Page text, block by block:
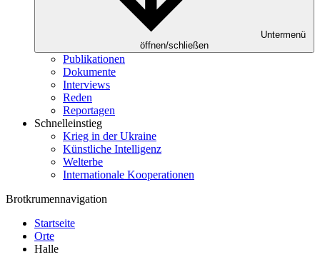
Untermenü
öffnen/schließen
Publikationen
Dokumente
Interviews
Reden
Reportagen
Schnelleinstieg
Krieg in der Ukraine
Künstliche Intelligenz
Welterbe
Internationale Kooperationen
Brotkrumennavigation
Startseite
Orte
Halle